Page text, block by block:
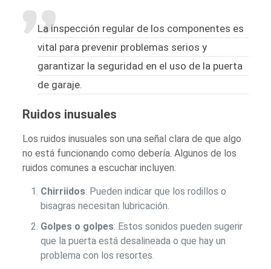
La inspección regular de los componentes es
vital para prevenir problemas serios y
garantizar la seguridad en el uso de la puerta
de garaje.
Ruidos inusuales
Los ruidos inusuales son una señal clara de que algo
no está funcionando como debería. Algunos de los
ruidos comunes a escuchar incluyen:
Chirriidos: Pueden indicar que los rodillos o
bisagras necesitan lubricación.
Golpes o golpes: Estos sonidos pueden sugerir
que la puerta está desalineada o que hay un
problema con los resortes.